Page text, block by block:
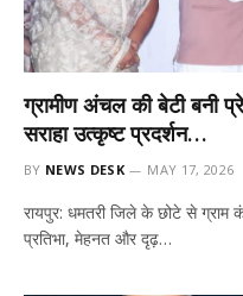
ग्रामीण अंचल की बेटी बनी
सराहा उत्कृष्ट प्रदर्शन…
BY NEWS DESK MAY 17, 2026
रायपुर: धमतरी जिले के छोटे से ग्राम
प्रतिभा, मेहनत और दृढ़…